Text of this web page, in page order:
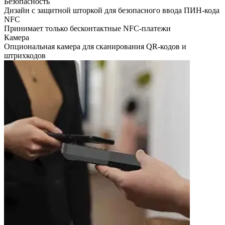
Дизайн с защитной шторкой для безопасного ввода ПИН-кода
NFC
Принимает только бесконтактные NFC-платежи
Камера
Опциональная камера для сканирования QR-кодов и
штрихкодов